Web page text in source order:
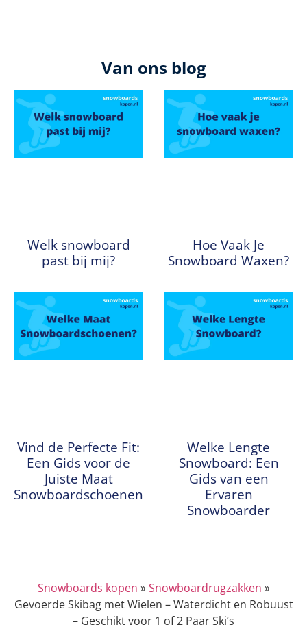
Van ons blog
Welk snowboard
past bij mij?
Hoe Vaak Je
Snowboard Waxen?
Vind de Perfecte Fit:
Een Gids voor de
Juiste Maat
Snowboardschoenen
Welke Lengte
Snowboard: Een
Gids van een
Ervaren
Snowboarder
Snowboards kopen »Snowboardrugzakken »
Gevoerde Skibag met Wielen – Waterdicht en Robuust
– Geschikt voor 1 of 2 Paar Ski’s